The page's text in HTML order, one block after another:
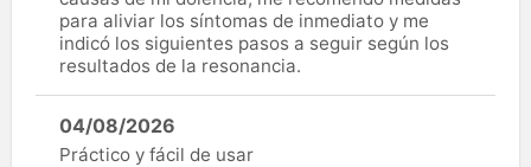
para aliviar los síntomas de inmediato y me
indicó los siguientes pasos a seguir según los
resultados de la resonancia.
04/08/2026
Práctico y fácil de usar